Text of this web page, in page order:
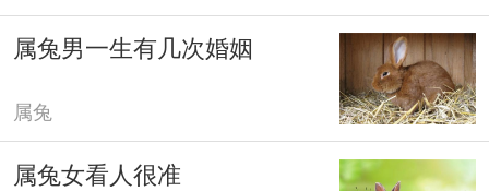
属兔男一生有几次婚姻
属兔
属兔女看人很准